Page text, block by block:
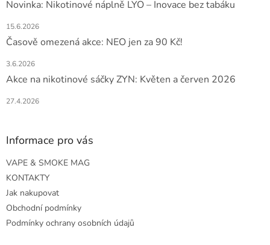
Novinka: Nikotinové náplně LYO – Inovace bez tabáku
15.6.2026
Časově omezená akce: NEO jen za 90 Kč!
3.6.2026
Akce na nikotinové sáčky ZYN: Květen a červen 2026
27.4.2026
Informace pro vás
VAPE & SMOKE MAG
KONTAKTY
Jak nakupovat
Obchodní podmínky
Podmínky ochrany osobních údajů